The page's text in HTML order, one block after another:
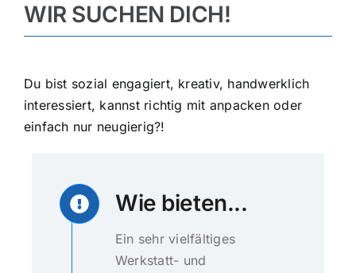
Über uns
Galerie
WIR SUCHEN DICH!
Du bist sozial engagiert, kreativ, handwerklich
interessiert, kannst richtig mit anpacken oder
einfach nur neugierig?!
Wie bieten...
Ein sehr vielfältiges
Werkstatt- und